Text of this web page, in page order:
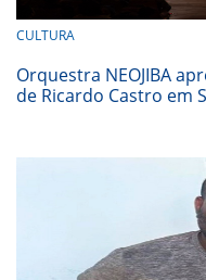
CULTURA
Orquestra NEOJIBA
de Ricardo Castro em